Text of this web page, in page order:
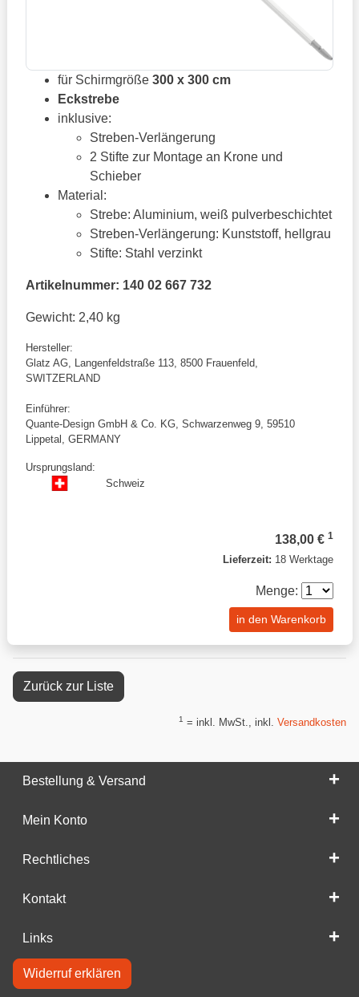
für Schirmgröße 300 x 300 cm
Eckstrebe
inklusive:
Streben-Verlängerung
2 Stifte zur Montage an Krone und
Schieber
Material:
Strebe: Aluminium, weiß pulverbeschichtet
Streben-Verlängerung: Kunststoff, hellgrau
Stifte: Stahl verzinkt
Artikelnummer: 140 02 667 732
Gewicht: 2,40 kg
Hersteller:
Glatz AG, Langenfeldstraße 113, 8500 Frauenfeld,
SWITZERLAND
Einführer:
Quante-Design GmbH & Co. KG, Schwarzenweg 9, 59510
Lippetal, GERMANY
Ursprungsland:
Schweiz
138,00 € 1
Lieferzeit: 18 Werktage
Menge:
in den Warenkorb
Zurück zur Liste
1 = inkl. MwSt., inkl. Versandkosten
Bestellung & Versand
Mein Konto
Rechtliches
Kontakt
Links
Widerruf erklären